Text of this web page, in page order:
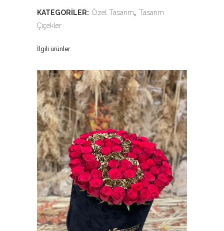
KATEGORILER: Özel Tasarım, Tasarım
Çiçekler
İlgili ürünler